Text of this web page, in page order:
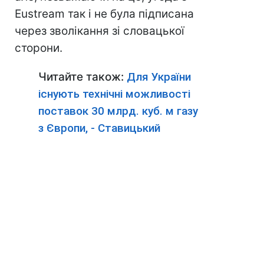
Eustream так і не була підписана
через зволікання зі словацької
сторони.
Читайте також: Для України
існують технічні можливості
поставок 30 млрд. куб. м газу
з Європи, - Ставицький